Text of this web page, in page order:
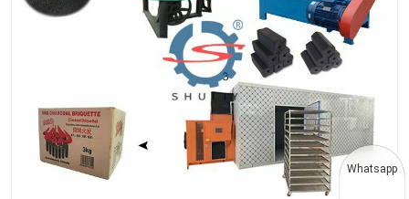
Whatsapp